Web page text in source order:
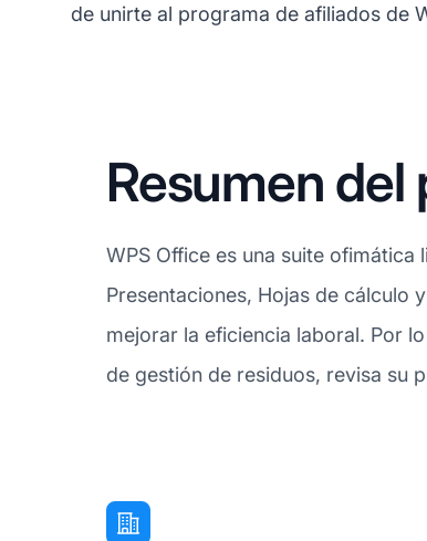
de unirte al programa de afiliados de
Resumen del
WPS Office es una suite
Presentaciones, Hojas de cálculo
mejorar la eficiencia laboral. Por
de gestión de residuos, revisa su